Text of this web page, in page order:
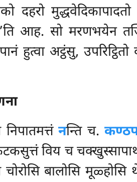
दहरो
आह. सो मरणभयेन
हुत्वा अट्ठंसु,
निपातमत्तंनन्ति च.
विय च
चोरोसि बालोसि मूळ्होसि